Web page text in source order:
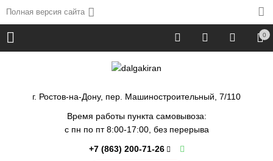
Полная версия сайта
0
г. Ростов-на-Дону, пер. Машиностроительный, 7/110
Время работы пункта самовывоза:
с пн по пт 8:00-17:00, без перерыва
+7 (863) 200-71-26